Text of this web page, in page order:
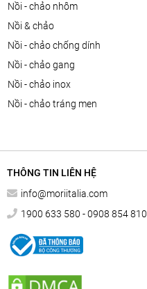
nồi - chảo nhôm
nồi & chảo
nồi - chảo chống dính
nồi - chảo gang
nồi - chảo inox
nồi - chảo tráng men
THÔNG TIN LIÊN HỆ
info@moriitalia.com
1900 633 580 - 0908 854 810